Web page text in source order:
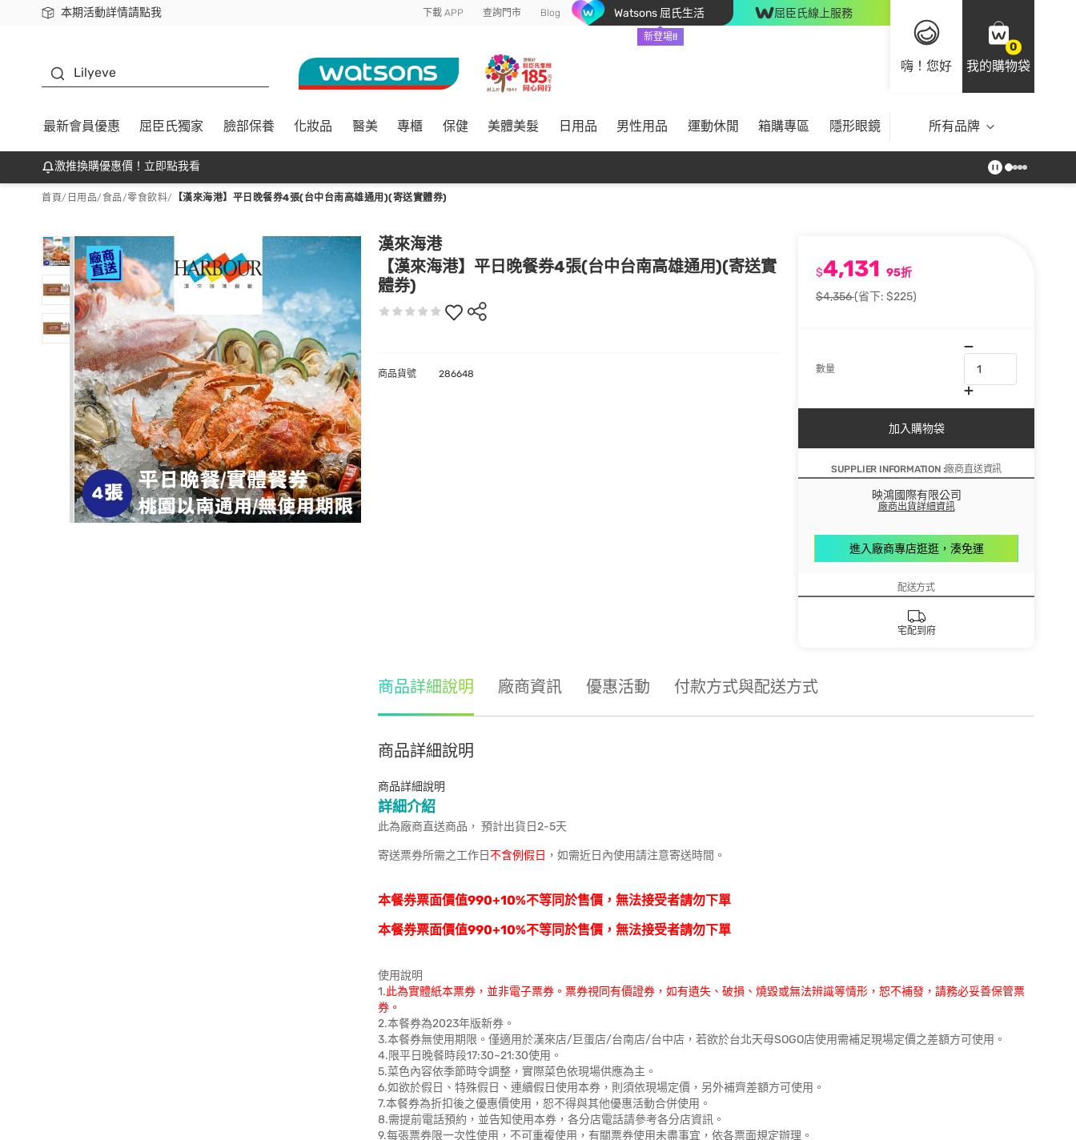
本期活動詳情請點我
下載app最高回饋$350 下載 APP 查詢門市 Blog Watsons 屈氏生活
新登場!!
屈臣氏線上服務
嗨！您好
0
我的購物袋
Lilyeve
最新會員優惠 屈臣氏獨家 臉部保養 化妝品 醫美 專櫃 保健 美體美髮 日用品 男性用品 運動休閒 箱購專區 隱形眼鏡 所有品牌
激推換購優惠價！立即點我看
首頁/ 日用品/食品/零食飲料/ 【漢來海港】平日晚餐券4張(台中台南高雄通用)(寄送實體券)
漢來海港
【漢來海港】平日晚餐券4張(台中台南高雄通用)(寄送實
體券)
$4,131 95折
$4,356(省下: $225)
數量
加入購物袋
SUPPLIER INFORMATION :廠商直送資訊
映鴻國際有限公司
廠商出貨詳細資訊
進入廠商專店逛逛，湊免運
配送方式
宅配到府
商品貨號 286648
商品詳細說明 廠商資訊 優惠活動 付款方式與配送方式
商品詳細說明
商品詳細說明
詳細介紹
此為廠商直送商品， 預計出貨日2-5天
寄送票券所需之工作日不含例假日 ，如需近日內使用請注意寄送時間。
本餐券票面價值990+10%不等同於售價，無法接受者請勿下單
本餐券票面價值990+10%不等同於售價，無法接受者請勿下單
使用說明
1.此為實體紙本票券，並非電子票券。票券視同有價證券，如有遺失、破損、燒毀或無法辨識等情形，恕不補發，請務必妥善保管票
券。
2.本餐券為2023年版新券。
3.本餐券無使用期限。僅適用於漢來店/巨蛋店/台南店/台中店，若欲於台北天母SOGO店使用需補足現場定價之差額方可使用。
4.限平日晚餐時段17:30~21:30使用。
5.菜色內容依季節時令調整，實際菜色依現場供應為主。
6.如欲於假日、特殊假日、連續假日使用本券，則須依現場定價，另外補齊差額方可使用。
7.本餐券為折扣後之優惠價使用，恕不得與其他優惠活動合併使用。
8.需提前電話預約，並告知使用本券，各分店電話請參考各分店資訊。
9.每張票券限一次性使用，不可重複使用，有關票券使用未盡事宜，依各票面規定辦理。